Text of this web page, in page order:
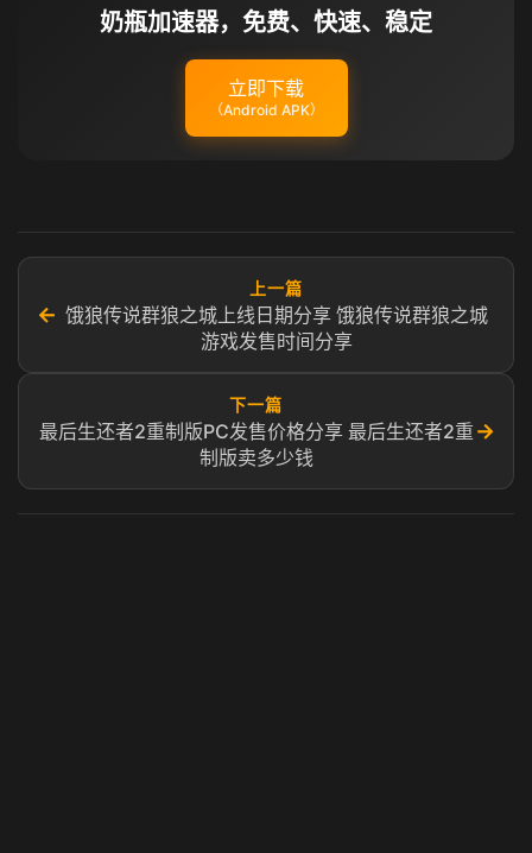
奶瓶加速器，免费、快速、稳定
立即下载
（Android APK）
←
上一篇
饿狼传说群狼之城上线日期分享 饿狼传说群狼之城
游戏发售时间分享
下一篇
最后生还者2重制版PC发售价格分享 最后生还者2重
制版卖多少钱
→